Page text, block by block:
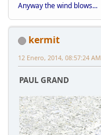
Anyway the wind blows...
kermit
12 Enero, 2014, 08:57:24 AM
PAUL GRAND